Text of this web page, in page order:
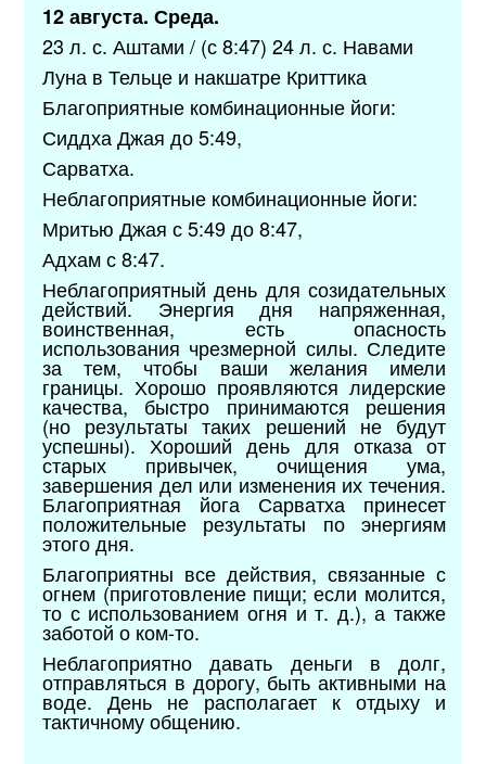
12 августа. Среда.
23 л. с. Аштами / (с 8:47) 24 л. с. Навами
Луна в Тельце и накшатре Криттика
Благоприятные комбинационные йоги:
Сиддха Джая до 5:49,
Сарватха.
Неблагоприятные комбинационные йоги:
Мритью Джая с 5:49 до 8:47,
Адхам с 8:47.
Неблагоприятный день для созидательных
действий. Энергия дня напряженная,
воинственная, есть опасность
использования чрезмерной силы. Следите
за тем, чтобы ваши желания имели
границы. Хорошо проявляются лидерские
качества, быстро принимаются решения
(но результаты таких решений не будут
успешны). Хороший день для отказа от
старых привычек, очищения ума,
завершения дел или изменения их течения.
Благоприятная йога Сарватха принесет
положительные результаты по энергиям
этого дня.
Благоприятны все действия, связанные с
огнем (приготовление пищи; если молится,
то с использованием огня и т. д.), а также
заботой о ком-то.
Неблагоприятно давать деньги в долг,
отправляться в дорогу, быть активными на
воде. День не располагает к отдыху и
тактичному общению.